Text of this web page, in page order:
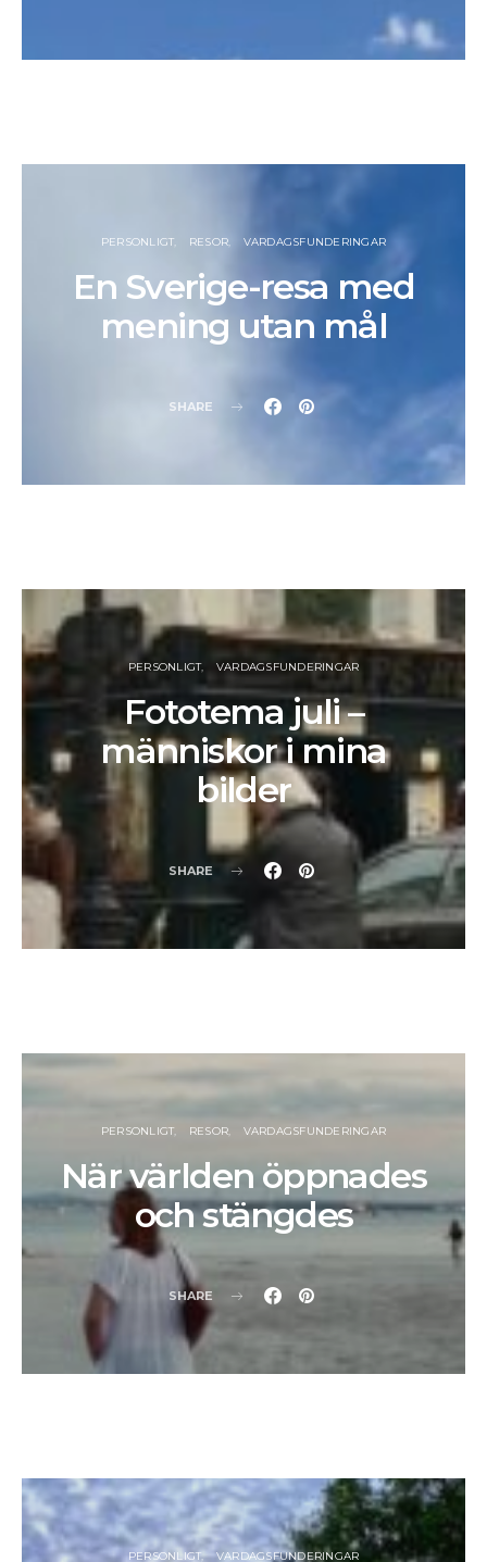
PERSONLIGT RESOR VARDAGSFUNDERINGAR
En Sverige-resa med
mening utan mål
SHARE
PERSONLIGT VARDAGSFUNDERINGAR
Fototema juli –
människor i mina
bilder
SHARE
PERSONLIGT RESOR VARDAGSFUNDERINGAR
När världen öppnades
och stängdes
SHARE
PERSONLIGT VARDAGSFUNDERINGAR